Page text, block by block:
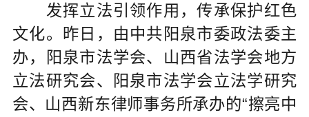
发挥立法引领作用，传承保护红色
文化。昨日，由中共阳泉市委政法委主
办，阳泉市法学会、山西省法学会地方
立法研究会、阳泉市法学会立法学研究
会、山西新东律师事务所承办的“擦亮中